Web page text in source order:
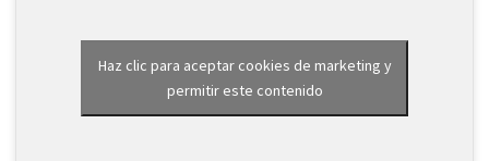
Haz clic para aceptar cookies de marketing y
permitir este contenido